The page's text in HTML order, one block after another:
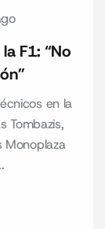
F1: “No
en la
Tombazis,
Monoplaza